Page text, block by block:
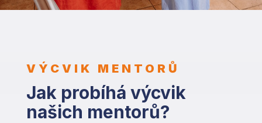
VÝCVIK MENTORŮ
Jak probíhá výcvik
našich mentorů?